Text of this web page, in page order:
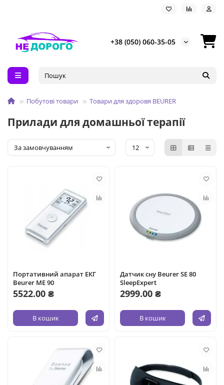
+38 (050) 060-35-05
Побутові товари Товари для здоровя BEURER
Прилади для домашньої терапії
Портативний апарат ЕКГ
Beurer ME 90
5522.00 ₴
В кошик
Датчик сну Beurer SE 80
SleepExpert
2999.00 ₴
В кошик